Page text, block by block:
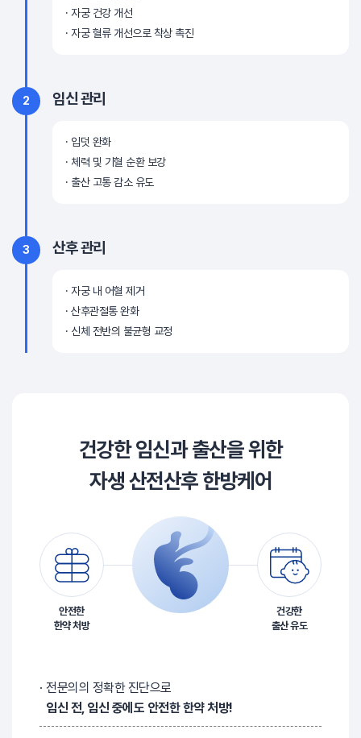
자궁 건강 개선
자궁 혈류 개선으로 착상 촉진
2 임신 관리
입덧 완화
체력 및 기혈 순환 보강
출산 고통 감소 유도
3 산후 관리
자궁 내 어혈 제거
산후관절통 완화
신체 전반의 불균형 교정
건강한 임신과 출산을 위한
자생 산전산후 한방케어
안전한
한약 처방
건강한
출산 유도
전문의의 정확한 진단으로
임신 전, 임신 중에도 안전한 한약 처방!